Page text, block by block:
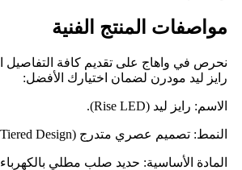
​مواصفات المنتج الفنية
​نحرص في واهاج على تقديم كافة التفاصيل
رايز ليد مودرن لضمان اختيارك الأفضل:
​الاسم: رايز ليد (Rise LED).
​النمط: تصميم عصري متدرج (Modern Tiered Design).
​المادة الأساسية: حديد صلب مطلي